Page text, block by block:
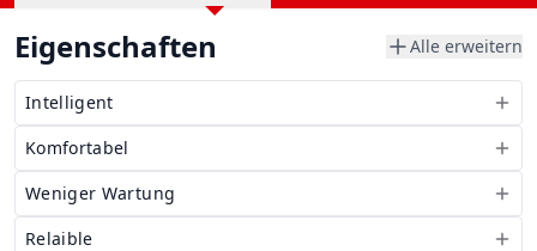
Eigenschaften Alle erweitern
Intelligent
Komfortabel
Weniger Wartung
Relaible